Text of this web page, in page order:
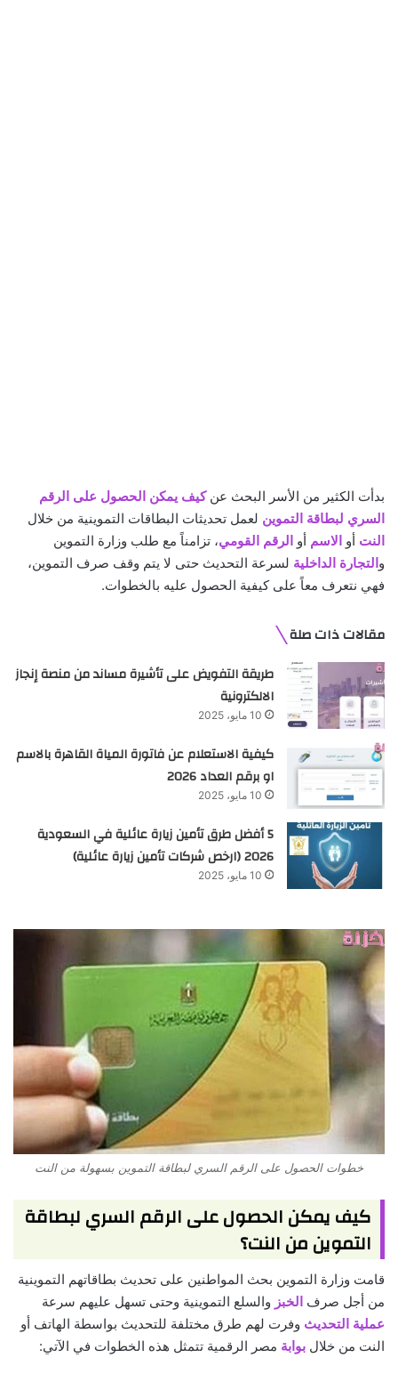
بدأت الكثير من الأسر البحث عنكيف يمكن الحصول على الرقم
السري لبطاقة التموين لعمل تحديثات البطاقات التموينية من خلال
النت أو الاسم أو الرقم القومي، تزامناً مع طلب وزارة التموين
والتجارة الداخلية لسرعة التحديث حتى لا يتم وقف صرف التموين،
فهي نتعرف معاً على كيفية الحصول عليه بالخطوات.
مقالات ذات صلة
طريقة التفويض على تأشيرة مساند من منصة إنجاز
الالكترونية
10 مايو، 2025
كيفية الاستعلام عن فاتورة المياة القاهرة بالاسم
او برقم العداد 2026
10 مايو، 2025
5 أفضل طرق تأمين زيارة عائلية في السعودية
2026 (ارخص شركات تأمين زيارة عائلية)
10 مايو، 2025
خطوات الحصول على الرقم السري لبطاقة التموين بسهولة من النت
كيف يمكن الحصول على الرقم السري لبطاقة
التموين من النت؟
قامت وزارة التموين بحث المواطنين على تحديث بطاقاتهم التموينية
من أجل صرف الخبز والسلع التموينية وحتى تسهل عليهم سرعة
عملية التحديث وفرت لهم طرق مختلفة للتحديث بواسطة الهاتف أو
النت من خلال بوابة مصر الرقمية تتمثل هذه الخطوات في الآتي: